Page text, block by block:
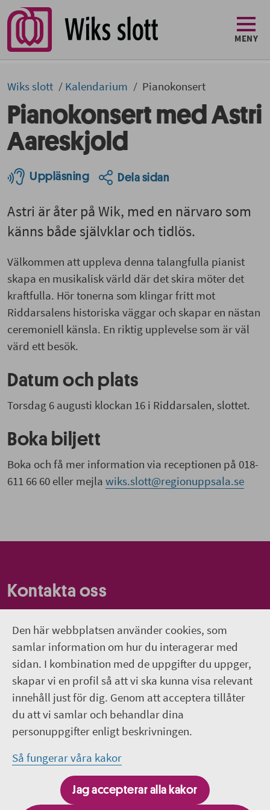
Den här webbplatsen använder cookies, som
samlar information om hur du interagerar med
sidan. I kombination med de uppgifter du uppger,
skapar vi en profil så att vi ska kunna visa relevant
innehåll just för dig. Genom att acceptera tillåter
du att vi samlar och behandlar dina
personuppgifter enligt beskrivningen.
Så fungerar våra kakor
Jag accepterar alla kakor
MENY
Wiks slott Kalendarium Pianokonsert
Pianokonsert med Astri
Aareskjold
Uppläsning Dela sidan
Astri är åter på Wik, med en närvaro som
känns både självklar och tidlös.
Välkommen att uppleva denna talangfulla pianist
skapa en musikalisk värld där det skira möter det
kraftfulla. Hör tonerna som klingar fritt mot
Riddarsalens historiska väggar och skapar en nästan
ceremoniell känsla. En riktig upplevelse som är väl
värd ett besök.
Datum och plats
Torsdag 6 augusti klockan 16 i Riddarsalen, slottet.
Boka biljett
Boka och få mer information via receptionen på 018-
611 66 60 eller mejla wiks.slott@regionuppsala.se
Kontakta oss
Hitta till Wiks slott
018-611 66 60
wiks.slott@regionuppsala.se
Följ oss på sociala medier
Följ oss på Facebook
Följ oss på Instagram